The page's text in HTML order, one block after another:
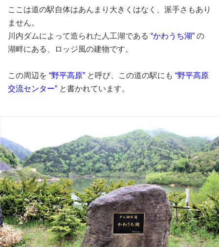
ここは道の駅自体はあんまり大きくはなく、派手さもあり
ません。
川内ダムによって造られた人工湖である “かわうち湖” の
湖畔にある、ロッジ風の建物です。
この周辺を “野平高原” と呼び、この道の駅にも “野平高原
交流センター” と書かれています。